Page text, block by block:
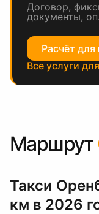
Договор,
документы,
Расчёт
Все услуги
Маршрут
Такси
км в 2026